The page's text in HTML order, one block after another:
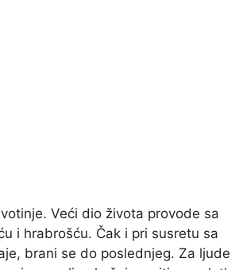
Veći dio života provode sa
i hrabrošću. Čak i pri susretu sa
brani se do poslednjeg. Za ljude